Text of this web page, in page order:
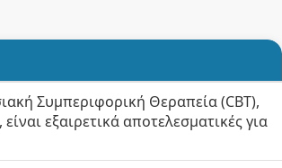
Συμπεριφορική Θεραπεία (CBT),
εξαιρετικά αποτελεσματικές για